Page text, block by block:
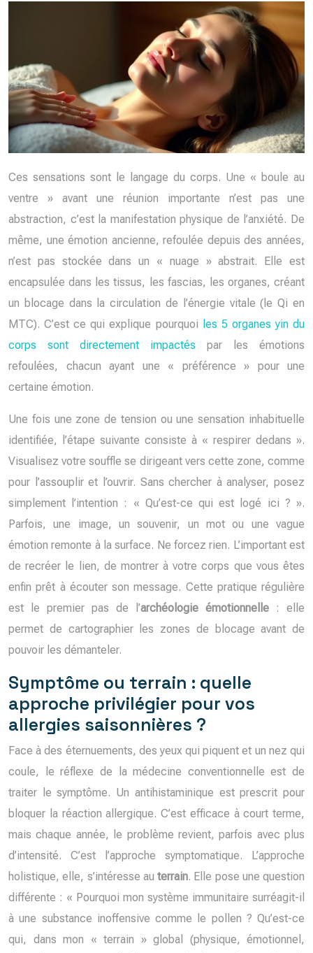
Ces sensations sont le langage du corps. Une « boule au
ventre » avant une réunion importante n’est pas une
abstraction, c’est la manifestation physique de l’anxiété. De
même, une émotion ancienne, refoulée depuis des années,
n’est pas stockée dans un « nuage » abstrait. Elle est
encapsulée dans les tissus, les fascias, les organes, créant
un blocage dans la circulation de l’énergie vitale (le Qi en
MTC). C’est ce qui explique pourquoi les 5 organes yin du
corps sont directement impactés par les émotions
refoulées, chacun ayant une « préférence » pour une
certaine émotion.
Une fois une zone de tension ou une sensation inhabituelle
identifiée, l’étape suivante consiste à « respirer dedans ».
Visualisez votre souffle se dirigeant vers cette zone, comme
pour l’assouplir et l’ouvrir. Sans chercher à analyser, posez
simplement l’intention : « Qu’est-ce qui est logé ici ? ».
Parfois, une image, un souvenir, un mot ou une vague
émotion remonte à la surface. Ne forcez rien. L’important est
de recréer le lien, de montrer à votre corps que vous êtes
enfin prêt à écouter son message. Cette pratique régulière
est le premier pas de l’archéologie émotionnelle : elle
permet de cartographier les zones de blocage avant de
pouvoir les démanteler.
Symptôme ou terrain : quelle
approche privilégier pour vos
allergies saisonnières ?
Face à des éternuements, des yeux qui piquent et un nez qui
coule, le réflexe de la médecine conventionnelle est de
traiter le symptôme. Un antihistaminique est prescrit pour
bloquer la réaction allergique. C’est efficace à court terme,
mais chaque année, le problème revient, parfois avec plus
d’intensité. C’est l’approche symptomatique. L’approche
holistique, elle, s’intéresse au terrain. Elle pose une question
différente : « Pourquoi mon système immunitaire surréagit-il
à une substance inoffensive comme le pollen ? Qu’est-ce
qui, dans mon « terrain » global (physique, émotionnel,